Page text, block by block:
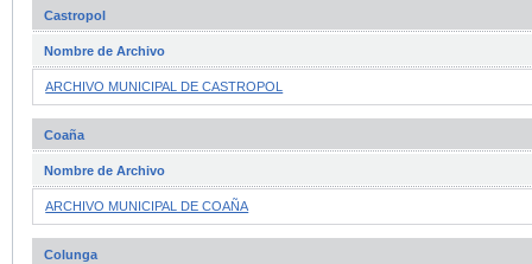
Castropol
Nombre de Archivo
ARCHIVO MUNICIPAL DE CASTROPOL
Coaña
Nombre de Archivo
ARCHIVO MUNICIPAL DE COAÑA
Colunga